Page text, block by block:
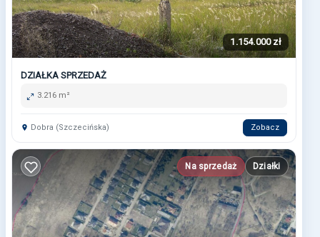
1.154.000 zł
DZIAŁKA SPRZEDAŻ
3.216 m²
Dobra (Szczecińska) Zobacz
Na sprzedaż Działki